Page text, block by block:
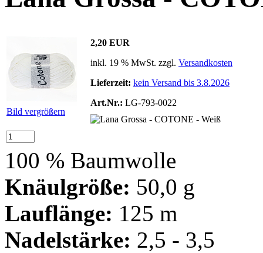
Bild vergrößern
2,20 EUR
inkl. 19 % MwSt. zzgl. Versandkosten
Lieferzeit: kein Versand bis 3.8.2026
Art.Nr.: LG-793-0022
100 % Baumwolle
Knäulgröße: 50,0 g
Lauflänge: 125 m
Nadelstärke: 2,5 - 3,5